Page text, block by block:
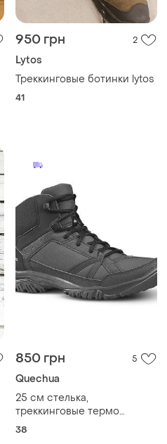
950 грн 2
Lytos
Треккинговые ботинки lytos
41
850 грн 5
Quechua
25 см стелька,
треккинговые термо
ботинки quechua
38